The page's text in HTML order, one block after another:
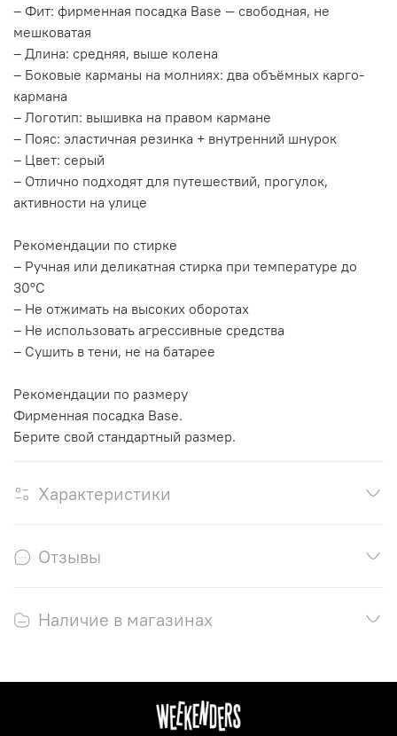
– Фит: фирменная посадка Base — свободная, не
мешковатая
– Длина: средняя, выше колена
– Боковые карманы на молниях: два объёмных карго-
кармана
– Логотип: вышивка на правом кармане
– Пояс: эластичная резинка + внутренний шнурок
– Цвет: серый
– Отлично подходят для путешествий, прогулок,
активности на улице
Рекомендации по стирке
– Ручная или деликатная стирка при температуре до
30°C
– Не отжимать на высоких оборотах
– Не использовать агрессивные средства
– Сушить в тени, не на батарее
Рекомендации по размеру
Фирменная посадка Base.
Берите свой стандартный размер.
Характеристики
Отзывы
Наличие в магазинах